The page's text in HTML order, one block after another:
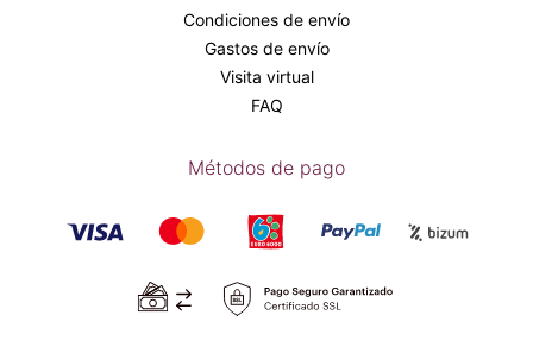
Condiciones de envío
Gastos de envío
Visita virtual
FAQ
Métodos de pago